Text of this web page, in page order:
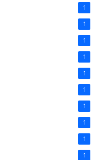
1
1
1
1
1
1
1
1
1
1